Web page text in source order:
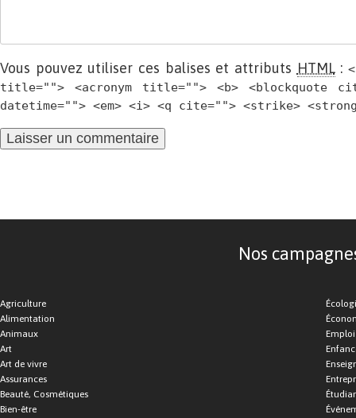
Vous pouvez utiliser ces balises et attributs HTML:
title=""> <acronym title=""> <b> <blockquote
datetime=""> <em> <i> <q cite=""> <strike>
Nos
Agriculture
Alimentation
Animaux
Art
Art de vivre
Assurances
Beauté, Cosmétiques
Bien-être
Emploi